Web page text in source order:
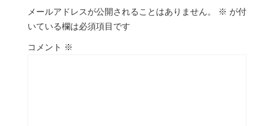
メールアドレスが公開されることはありません。 ※ が付
いている欄は必須項目です
コメント ※